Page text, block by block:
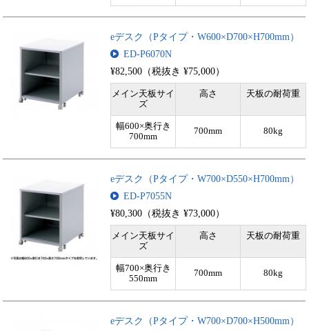
eデスク（Pタイプ・W600×D700×H700mm）
ED-P6070N
¥82,500（税抜き ¥75,000）
メイン天板サイ
ズ
高さ 天板の耐荷重
幅600×奥行き
700mm
700mm 80kg
eデスク（Pタイプ・W700×D550×H700mm）
ED-P7055N
¥80,300（税抜き ¥73,000）
メイン天板サイ
ズ
高さ 天板の耐荷重
幅700×奥行き
550mm
700mm 80kg
eデスク（Pタイプ・W700×D700×H500mm）